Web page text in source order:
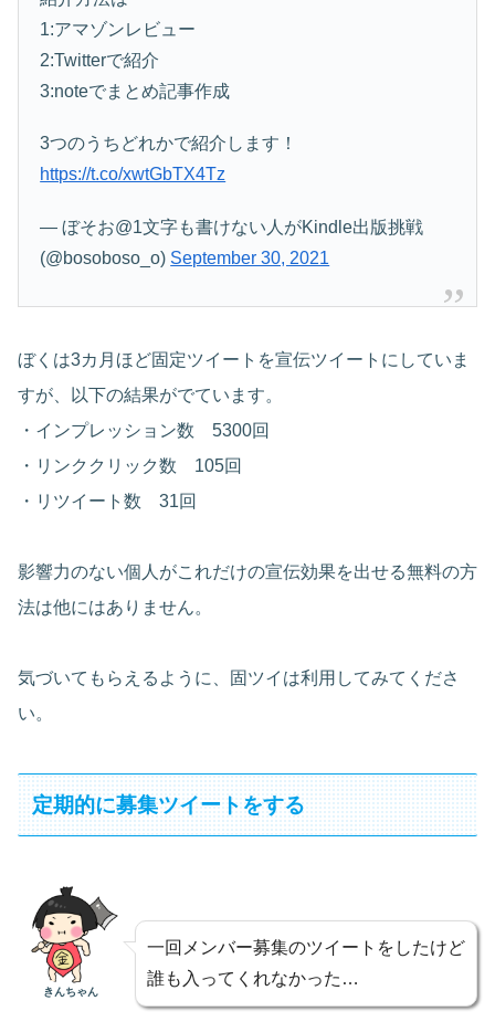
1:アマゾンレビュー
2:Twitterで紹介
3:noteでまとめ記事作成
3つのうちどれかで紹介します！
https://t.co/xwtGbTX4Tz
— ぼそお@1文字も書けない人がKindle出版挑戦
(@bosoboso_o) September 30, 2021
ぼくは3カ月ほど固定ツイートを宣伝ツイートにしていま
すが、以下の結果がでています。
・インプレッション数 5300回
・リンククリック数 105回
・リツイート数 31回
影響力のない個人がこれだけの宣伝効果を出せる無料の方
法は他にはありません。
気づいてもらえるように、固ツイは利用してみてくださ
い。
定期的に募集ツイートをする
きんちゃん
一回メンバー募集のツイートをしたけど
誰も入ってくれなかった…